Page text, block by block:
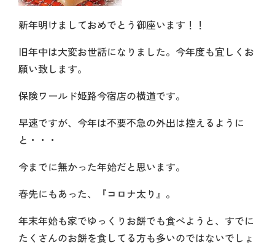
新年明けましておめでとう御座います！！
旧年中は大変お世話になりました。今年度も宜しくお
願い致します。
保険ワールド姫路今宿店の横道です。
早速ですが、今年は不要不急の外出は控えるように
と・・・
今までに無かった年始だと思います。
春先にもあった、『コロナ太り』。
年末年始も家でゆっくりお餅でも食べようと、すでに
たくさんのお餅を食してる方も多いのではないでしょ